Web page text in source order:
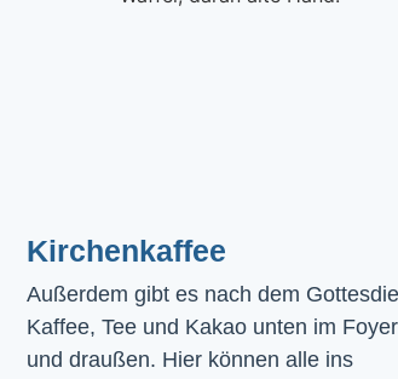
Kirchenkaffee
Außerdem gibt es nach dem
Kaffee, Tee und Kakao unten im Foyer
und draußen. Hier können alle ins